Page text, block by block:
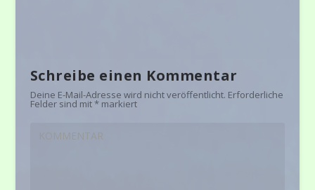
Schreibe einen Kommentar
Deine E-Mail-Adresse wird nicht veröffentlicht. Erforderliche
Felder sind mit*markiert